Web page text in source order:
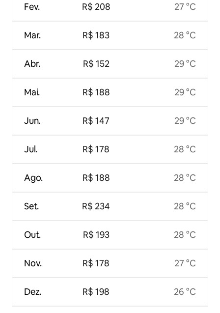
Fev.
Mar.
Abr.
Mai.
Jun.
Jul.
Ago.
Set.
Out.
Nov.
Dez.
R$ 208
R$ 183
R$ 152
R$ 188
R$ 147
R$ 178
R$ 188
R$ 234
R$ 193
R$ 178
R$ 198
27 °C
28 °C
29 °C
29 °C
29 °C
28 °C
28 °C
28 °C
28 °C
27 °C
26 °C